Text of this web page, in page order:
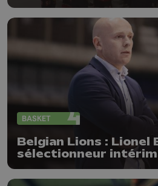
BASKET
Belgian Lions : Lionel
sélectionneur